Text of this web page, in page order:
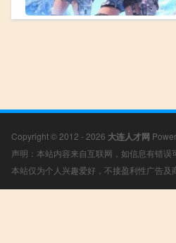
Copyright © 2012 - 2026 大连人才网
声明：本站内容来自互联网，如信息有错
本站仅为个人兴趣爱好，不接盈利性广告及